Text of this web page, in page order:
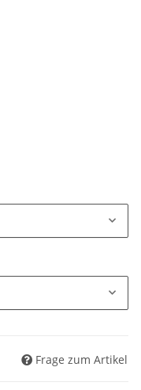
Frage zum Artikel